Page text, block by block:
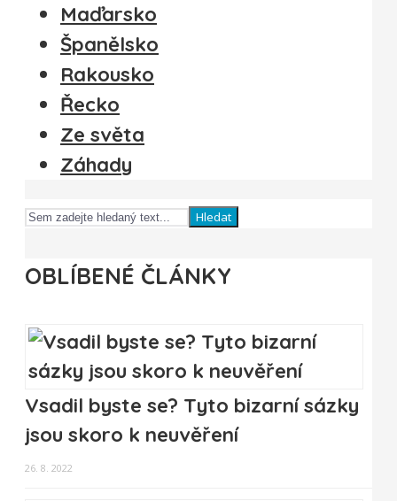
Maďarsko
Španělsko
Rakousko
Řecko
Ze světa
Záhady
Hledat
OBLÍBENÉ ČLÁNKY
Vsadil byste se? Tyto bizarní sázky
jsou skoro k neuvěření
26. 8. 2022